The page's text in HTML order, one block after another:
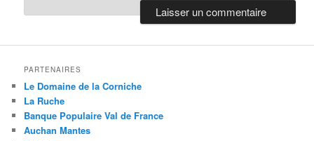
PARTENAIRES
Le Domaine de la Corniche
La Ruche
Banque Populaire Val de France
Auchan Mantes